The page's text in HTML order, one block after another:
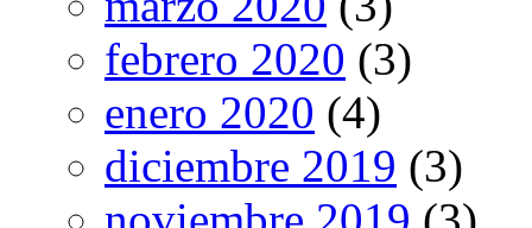
febrero 2020 (3)
enero 2020 (4)
diciembre 2019 (3)